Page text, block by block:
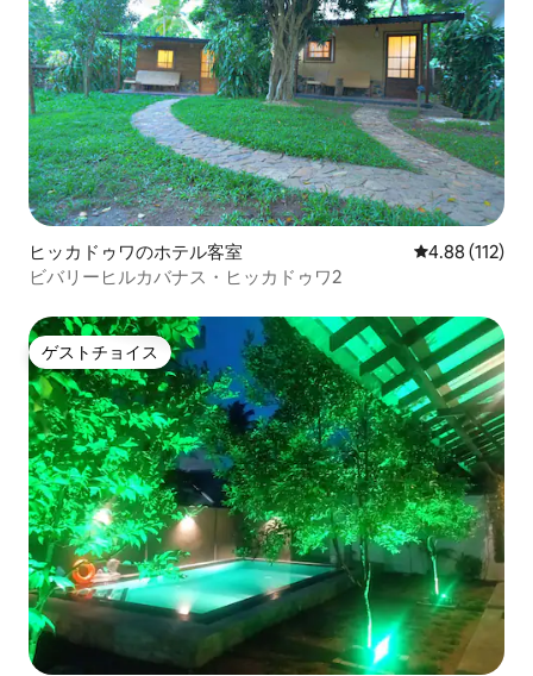
ヒッカドゥワのホテル客室 レビュー112
4.88 (112)
ビバリーヒルカバナス・ヒッカドゥワ2
ゲストチョイス
ゲストチョイス